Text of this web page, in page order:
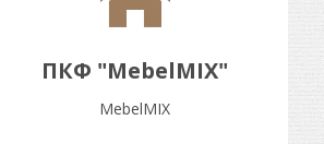
ПКФ "MebelMIX"
MebelMIX